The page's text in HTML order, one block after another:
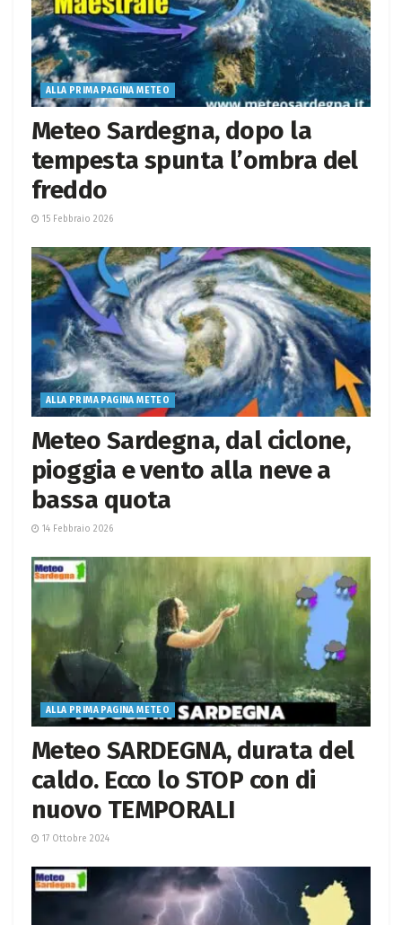
ALLA PRIMA PAGINA METEO
Meteo Sardegna, dopo la
tempesta spunta l’ombra del
freddo
15 Febbraio 2026
ALLA PRIMA PAGINA METEO
Meteo Sardegna, dal ciclone,
pioggia e vento alla neve a
bassa quota
14 Febbraio 2026
ALLA PRIMA PAGINA METEO
Meteo SARDEGNA, durata del
caldo. Ecco lo STOP con di
nuovo TEMPORALI
17 Ottobre 2024